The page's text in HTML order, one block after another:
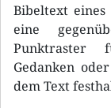
Bibeltext
eine
Punktraster
Gedanken
dem Text